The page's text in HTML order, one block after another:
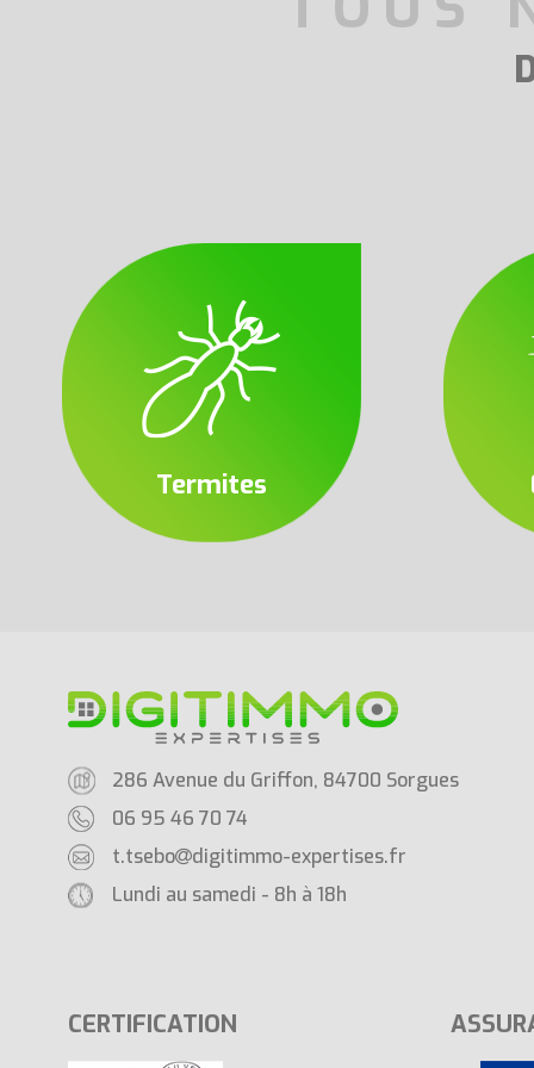
Termites
286 Avenue du Griffon, 84700 Sorgues
06 95 46 70 74
t.tsebo
digitimmo-expertises.fr
Lundi au samedi - 8h à 18h
CERTIFICATION